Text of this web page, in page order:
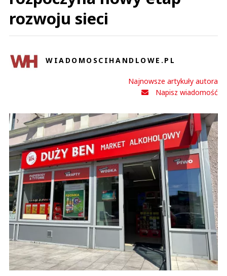
rozwoju sieci
WIADOMOSCIHANDLOWE.PL
Najnowsze artykuły autora
Napisz wiadomość